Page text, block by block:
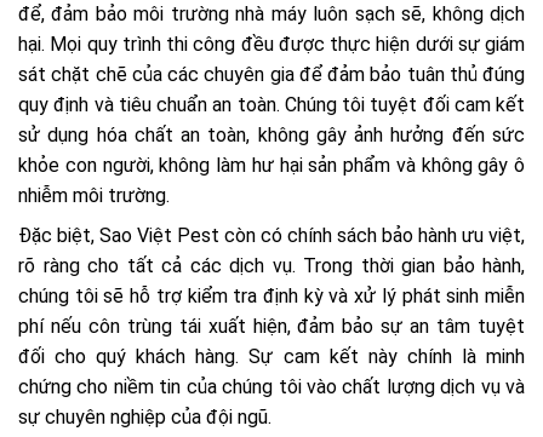
để, đảm bảo môi trường nhà máy luôn sạch sẽ, không dịch
hại. Mọi quy trình thi công đều được thực hiện dưới sự giám
sát chặt chẽ của các chuyên gia để đảm bảo tuân thủ đúng
quy định và tiêu chuẩn an toàn. Chúng tôi tuyệt đối cam kết
sử dụng hóa chất an toàn, không gây ảnh hưởng đến sức
khỏe con người, không làm hư hại sản phẩm và không gây ô
nhiễm môi trường.
Đặc biệt, Sao Việt Pest còn có chính sách bảo hành ưu việt,
rõ ràng cho tất cả các dịch vụ. Trong thời gian bảo hành,
chúng tôi sẽ hỗ trợ kiểm tra định kỳ và xử lý phát sinh miễn
phí nếu côn trùng tái xuất hiện, đảm bảo sự an tâm tuyệt
đối cho quý khách hàng. Sự cam kết này chính là minh
chứng cho niềm tin của chúng tôi vào chất lượng dịch vụ và
sự chuyên nghiệp của đội ngũ.